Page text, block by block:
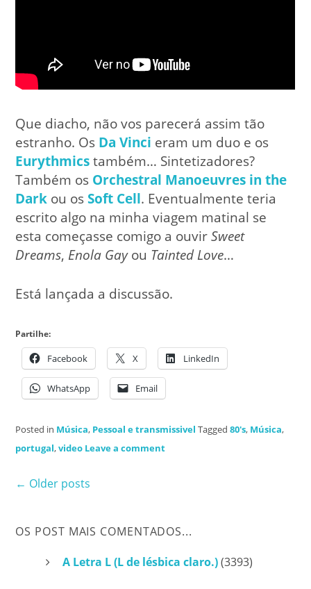
Que diacho, não vos parecerá assim tão
estranho. Os Da Vinci eram um duo e os
Eurythmicstambém… Sintetizadores?
Também os Orchestral Manoeuvres in the
Dark ou osSoft Cell. Eventualmente teria
escrito algo na minha viagem matinal se
esta começasse comigo a ouvirSweet
Dreams, Enola Gayou Tainted Love…
Está lançada a discussão.
Partilhe:
Facebook X LinkedIn
WhatsApp Email
Posted in Música, Pessoal e transmissivel Tagged80's, Música,
portugal,video Leave a comment
Posts
navigation
← Older posts
OS POST MAIS COMENTADOS...
A Letra L (L de lésbica claro.)(3393)